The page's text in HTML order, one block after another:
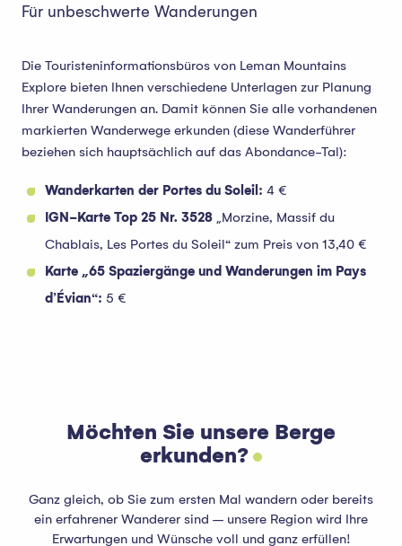
Für unbeschwerte Wanderungen
Die Touristeninformationsbüros von Leman Mountains
Explore bieten Ihnen verschiedene Unterlagen zur Planung
Ihrer Wanderungen an. Damit können Sie alle vorhandenen
markierten Wanderwege erkunden (diese Wanderführer
beziehen sich hauptsächlich auf das Abondance-Tal):
Wanderkarten der Portes du Soleil: 4 €
IGN-Karte Top 25 Nr. 3528„Morzine, Massif du
Chablais, Les Portes du Soleil“ zum Preis von 13,40 €
Karte „65 Spaziergänge und Wanderungen im Pays
d’Évian“: 5 €
Möchten Sie unsere Berge
erkunden?
Ganz gleich, ob Sie zum ersten Mal wandern oder bereits
ein erfahrener Wanderer sind – unsere Region wird Ihre
Erwartungen und Wünsche voll und ganz erfüllen!